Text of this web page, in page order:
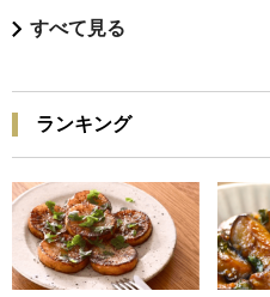
すべて見る
ランキング